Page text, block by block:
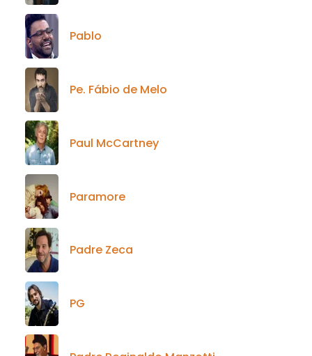
Pablo
Pe. Fábio de Melo
Paul McCartney
Paramore
Padre Zeca
PG